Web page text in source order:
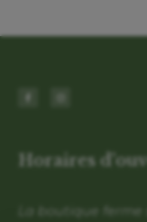
Horaires
La boutique